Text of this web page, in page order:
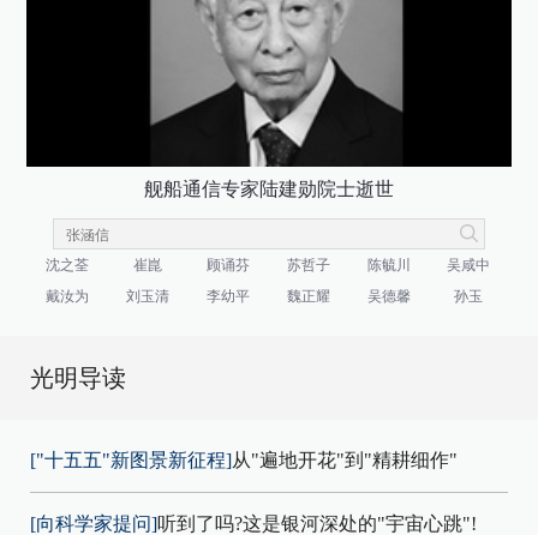
舰船通信专家陆建勋院士逝世
沈之荃 崔崑 顾诵芬 苏哲子 陈毓川
吴咸中
戴汝为
刘玉清 李幼平 魏正耀 吴德馨 孙玉
光明导读
["十五五"新图景新征程]从"遍地开花"到"精耕细作"
[向科学家提问]听到了吗?这是银河深处的"宇宙心跳"!